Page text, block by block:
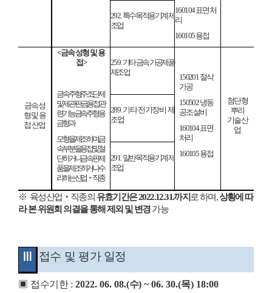
160104표면처
리
160105용접
292.특수 목적용 기계 제
조업
금속성
형 및 용
접 산업
<금속 성형 및 용
접>
금속 주형주조단제
및 제관판금용접 관
련 기능금속주형용
금형과
모형을 제조하며금
속부분을 용접및 절
단하거나 금속판 제
품을제조하거나 수
리하는 산업‧ 직종
259.기타 금속 가공제품
제조업
150201절삭
가공
150502냉동
공조설비
160104표면
처리
160105용접
첨단형
뿌리
기술산
업
289.기타 전기장비 제
조업
291.일반 목적용 기계 제
조업
※ 육성산업 ‧ 직종의 유효기간은2022.12.31.까지 로 하며,상황에 따
라 본 위원회 의결을 통해 제외 및 변경가능
접수 및 평가 일정
▣ 접수기한 : 2022. 06. 08.(수) ~ 06. 30.(목) 18:00